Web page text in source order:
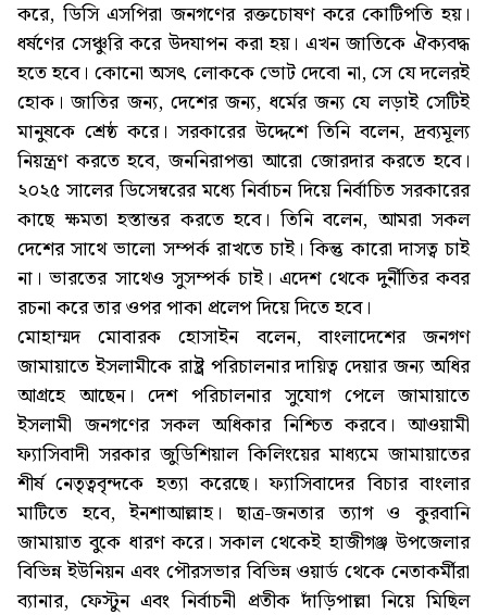
করে, ডিসি এসপিরা জনগণের রক্তচোষণ করে কোটিপতি হয়।
ধর্ষণের সেঞ্চুরি করে উদযাপন করা হয়। এখন জাতিকে ঐক্যবদ্ধ
হতে হবে। কোনো অসৎ লোককে ভোট দেবো না, সে যে দলেরই
হোক। জাতির জন্য, দেশের জন্য, ধর্মের জন্য যে লড়াই সেটিই
মানুষকে শ্রেষ্ঠ করে। সরকারের উদ্দেশে তিনি বলেন, দ্রব্যমূল্য
নিয়ন্ত্রণ করতে হবে, জননিরাপত্তা আরো জোরদার করতে হবে।
২০২৫ সালের ডিসেম্বরের মধ্যে নির্বাচন দিয়ে নির্বাচিত সরকারের
কাছে ক্ষমতা হস্তান্তর করতে হবে। তিনি বলেন, আমরা সকল
দেশের সাথে ভালো সম্পর্ক রাখতে চাই। কিন্তু কারো দাসত্ব চাই
না। ভারতের সাথেও সুসম্পর্ক চাই। এদেশ থেকে দুর্নীতির কবর
রচনা করে তার ওপর পাকা প্রলেপ দিয়ে দিতে হবে।
মোহাম্মদ মোবারক হোসাইন বলেন, বাংলাদেশের জনগণ
জামায়াতে ইসলামীকে রাষ্ট্র পরিচালনার দায়িত্ব দেয়ার জন্য অধির
আগ্রহে আছেন। দেশ পরিচালনার সুযোগ পেলে জামায়াতে
ইসলামী জনগণের সকল অধিকার নিশ্চিত করবে। আওয়ামী
ফ্যাসিবাদী সরকার জুডিশিয়াল কিলিংয়ের মাধ্যমে জামায়াতের
শীর্ষ নেতৃত্ববৃন্দকে হত্যা করেছে। ফ্যাসিবাদের বিচার বাংলার
মাটিতে হবে, ইনশাআল্লাহ। ছাত্র-জনতার ত্যাগ ও কুরবানি
জামায়াত বুকে ধারণ করে। সকাল থেকেই হাজীগঞ্জ উপজেলার
বিভিন্ন ইউনিয়ন এবং পৌরসভার বিভিন্ন ওয়ার্ড থেকে নেতাকর্মীরা
ব্যানার, ফেস্টুন এবং নির্বাচনী প্রতীক দাঁড়িপাল্লা নিয়ে মিছিল